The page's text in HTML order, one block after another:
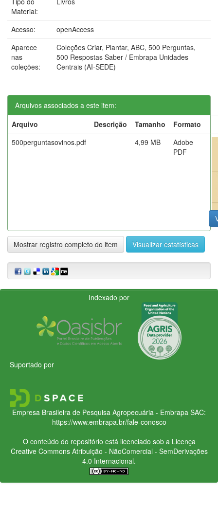
Material:
Acesso:
openAccess
Aparece
nas
coleções:
Coleções Criar, Plantar, ABC, 500 Perguntas,
500 Respostas Saber / Embrapa Unidades
Centrais (AI-SEDE)
Arquivos associados a este item:
Arquivo
Descrição Tamanho
Formato
500perguntasovinos.pdf
4,99 MB
Adobe
PDF
Mostrar registro completo do item Visualizar estatísticas
Indexado por
Suportado por
Empresa Brasileira de Pesquisa Agropecuária - Embrapa SAC:
https://www.embrapa.br/fale-conosco
O conteúdo do repositório está licenciado sob a Licença
Creative CommonsAtribuição - NãoComercial - SemDerivações
4.0 Internacional.